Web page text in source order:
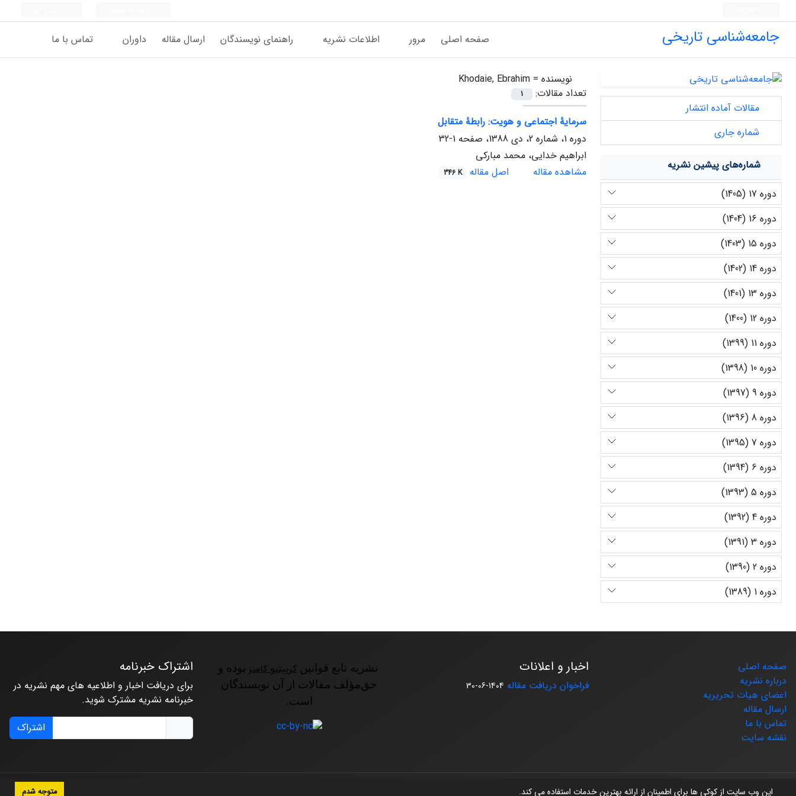
این وب سایت از کوکی ها برای اطمینان از ارائه بهترین خدمات استفاده می کند. متوجه شدم
جامعه‌شناسی تاریخی صفحه اصلی مرور اطلاعات نشریه راهنمای نویسندگان ارسال مقاله داوران تماس با ما
نویسنده = Khodaie, Ebrahim
تعداد مقالات:
1
سرمایۀ اجتماعی و هویت: رابطۀ متقابل
دوره 1، شماره 2، دی 1388، صفحه
1-32
ابراهیم خدایی، محمد مبارکی
مشاهده مقاله
اصل مقاله 346 K
مقالات آماده انتشار
شماره جاری
شماره‌های پیشین نشریه
دوره 17 (1405)
دوره 16 (1404)
دوره 15 (1403)
دوره 14 (1402)
دوره 13 (1401)
دوره 12 (1400)
دوره 11 (1399)
دوره 10 (1398)
دوره 9 (1397)
دوره 8 (1396)
دوره 7 (1395)
دوره 6 (1394)
دوره 5 (1393)
دوره 4 (1392)
دوره 3 (1391)
دوره 2 (1390)
دوره 1 (1389)
صفحه اصلی
درباره نشریه
اعضای هیات تحریریه
ارسال مقاله
تماس با ما
نقشه سایت
اخبار و اعلانات
فراخوان دریافت مقاله 1404-06-30
نشریه تابع قوانینکرییتیو کامنز بوده و
حق‌مؤلف مقالات از آن نویسندگان
است.
اشتراک خبرنامه
برای دریافت اخبار و اطلاعیه های مهم نشریه در
خبرنامه نشریه مشترک شوید.
اشتراک
© سامانه مدیریت نشریات علمی.طراحی و پیاده سازی ازسیناوب